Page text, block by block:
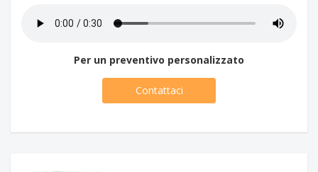
Per un preventivo personalizzato
Contattaci